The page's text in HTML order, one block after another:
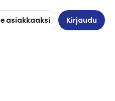
asiakkaaksi Kirjaudu